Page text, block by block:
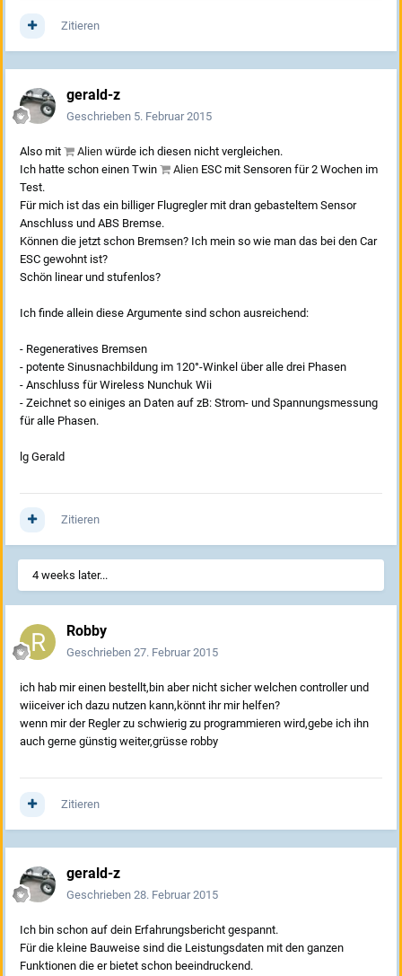
Zitieren
gerald-z
Geschrieben 5. Februar 2015
Also mit Alien würde ich diesen nicht vergleichen.
Ich hatte schon einen Twin
Alien ESC mit Sensoren für 2 Wochen im
Test.
Für mich ist das ein billiger Flugregler mit dran gebasteltem Sensor
Anschluss und ABS Bremse.
Können die jetzt schon Bremsen? Ich mein so wie man das bei den Car
ESC gewohnt ist?
Schön linear und stufenlos?
Ich finde allein diese Argumente sind schon ausreichend:
- Regeneratives Bremsen
- potente Sinusnachbildung im 120°-Winkel über alle drei Phasen
- Anschluss für Wireless Nunchuk Wii
- Zeichnet so einiges an Daten auf zB: Strom- und Spannungsmessung
für alle Phasen.
lg Gerald
Zitieren
4 weeks later...
Robby
Geschrieben 27. Februar 2015
ich hab mir einen bestellt,bin aber nicht sicher welchen controller und
wiiceiver ich dazu nutzen kann,könnt ihr mir helfen?
wenn mir der Regler zu schwierig zu programmieren wird,gebe ich ihn
auch gerne günstig weiter,grüsse robby
Zitieren
gerald-z
Geschrieben 28. Februar 2015
Ich bin schon auf dein Erfahrungsbericht gespannt.
Für die kleine Bauweise sind die Leistungsdaten mit den ganzen
Funktionen die er bietet schon beeindruckend.